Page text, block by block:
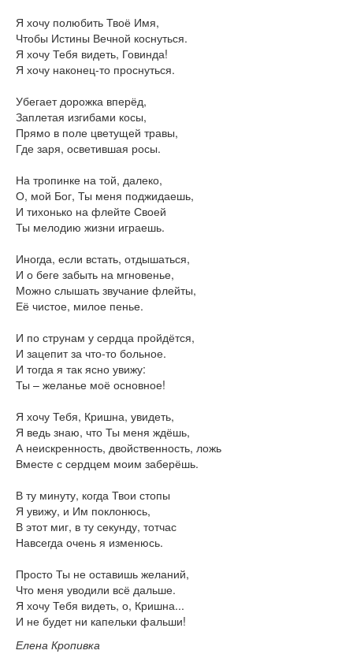
Я хочу полюбить Твоё Имя,
Чтобы Истины Вечной коснуться.
Я хочу Тебя видеть, Говинда!
Я хочу наконец-то проснуться.
Убегает дорожка вперёд,
Заплетая изгибами косы,
Прямо в поле цветущей травы,
Где заря, осветившая росы.
На тропинке на той, далеко,
О, мой Бог, Ты меня поджидаешь,
И тихонько на флейте Своей
Ты мелодию жизни играешь.
Иногда, если встать, отдышаться,
И о беге забыть на мгновенье,
Можно слышать звучание флейты,
Её чистое, милое пенье.
И по струнам у сердца пройдётся,
И зацепит за что-то больное.
И тогда я так ясно увижу:
Ты – желанье моё основное!
Я хочу Тебя, Кришна, увидеть,
Я ведь знаю, что Ты меня ждёшь,
А неискренность, двойственность, ложь
Вместе с сердцем моим заберёшь.
В ту минуту, когда Твои стопы
Я увижу, и Им поклонюсь,
В этот миг, в ту секунду, тотчас
Навсегда очень я изменюсь.
Просто Ты не оставишь желаний,
Что меня уводили всё дальше.
Я хочу Тебя видеть, о, Кришна...
И не будет ни капельки фальши!
Елена Кропивка